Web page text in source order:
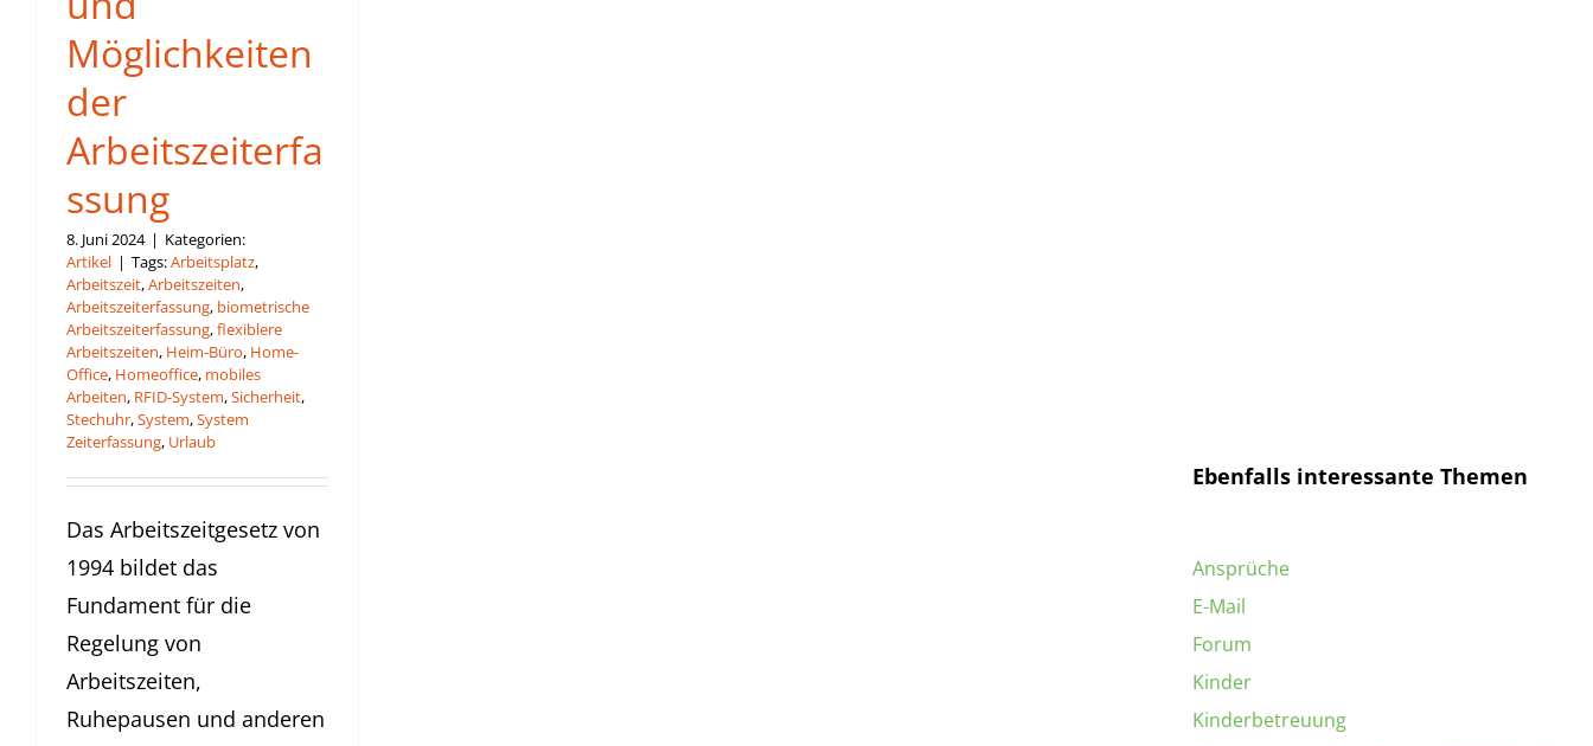
Möglichkeiten
der
Arbeitszeiterfa
ssung
8. Juni 2024 | Kategorien:
Artikel | Tags:Arbeitsplatz,
Arbeitszeit,Arbeitszeiten,
Arbeitszeiterfassung, biometrische
Arbeitszeiterfassung,flexiblere
Arbeitszeiten, Heim-Büro, Home-
Office, Homeoffice, mobiles
Arbeiten, RFID-System,Sicherheit,
Stechuhr,System,System
Zeiterfassung, Urlaub
Das Arbeitszeitgesetz von
1994 bildet das
Fundament für die
Regelung von
Arbeitszeiten,
Ruhepausen und anderen
Ebenfalls interessante Themen
Ansprüche
E-Mail
Forum
Kinder
Kinderbetreuung